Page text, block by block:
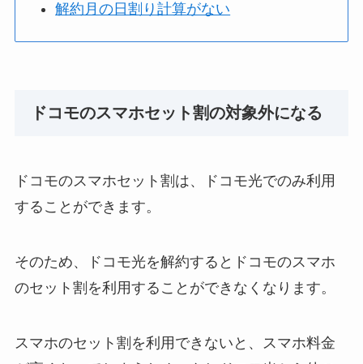
解約月の日割り計算がない
ドコモのスマホセット割の対象外になる
ドコモのスマホセット割は、ドコモ光でのみ利用
することができます。
そのため、ドコモ光を解約するとドコモのスマホ
のセット割を利用することができなくなります。
スマホのセット割を利用できないと、スマホ料金